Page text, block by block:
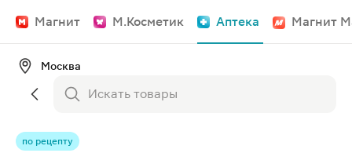
Магнит М.Косметик Аптека Магнит
Москва
по рецепту